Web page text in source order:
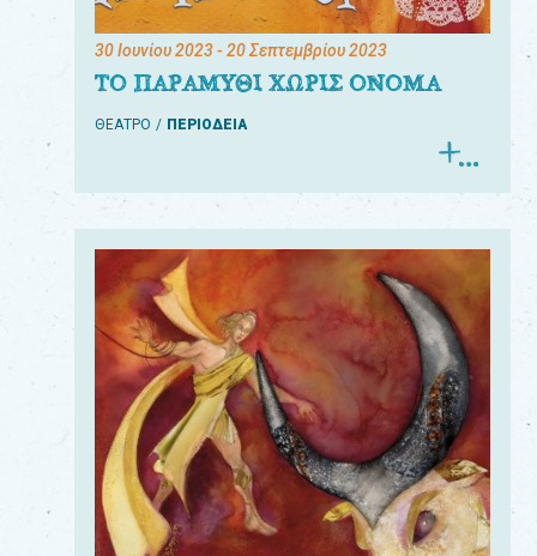
30 Ιουνίου 2023- 20 Σεπτεμβρίου 2023
ΤΟ ΠΑΡΑΜΥΘΙ ΧΩΡΙΣ ΟΝΟΜΑ
ΘΕΑΤΡΟ ΠΕΡΙΟΔΕΙΑ